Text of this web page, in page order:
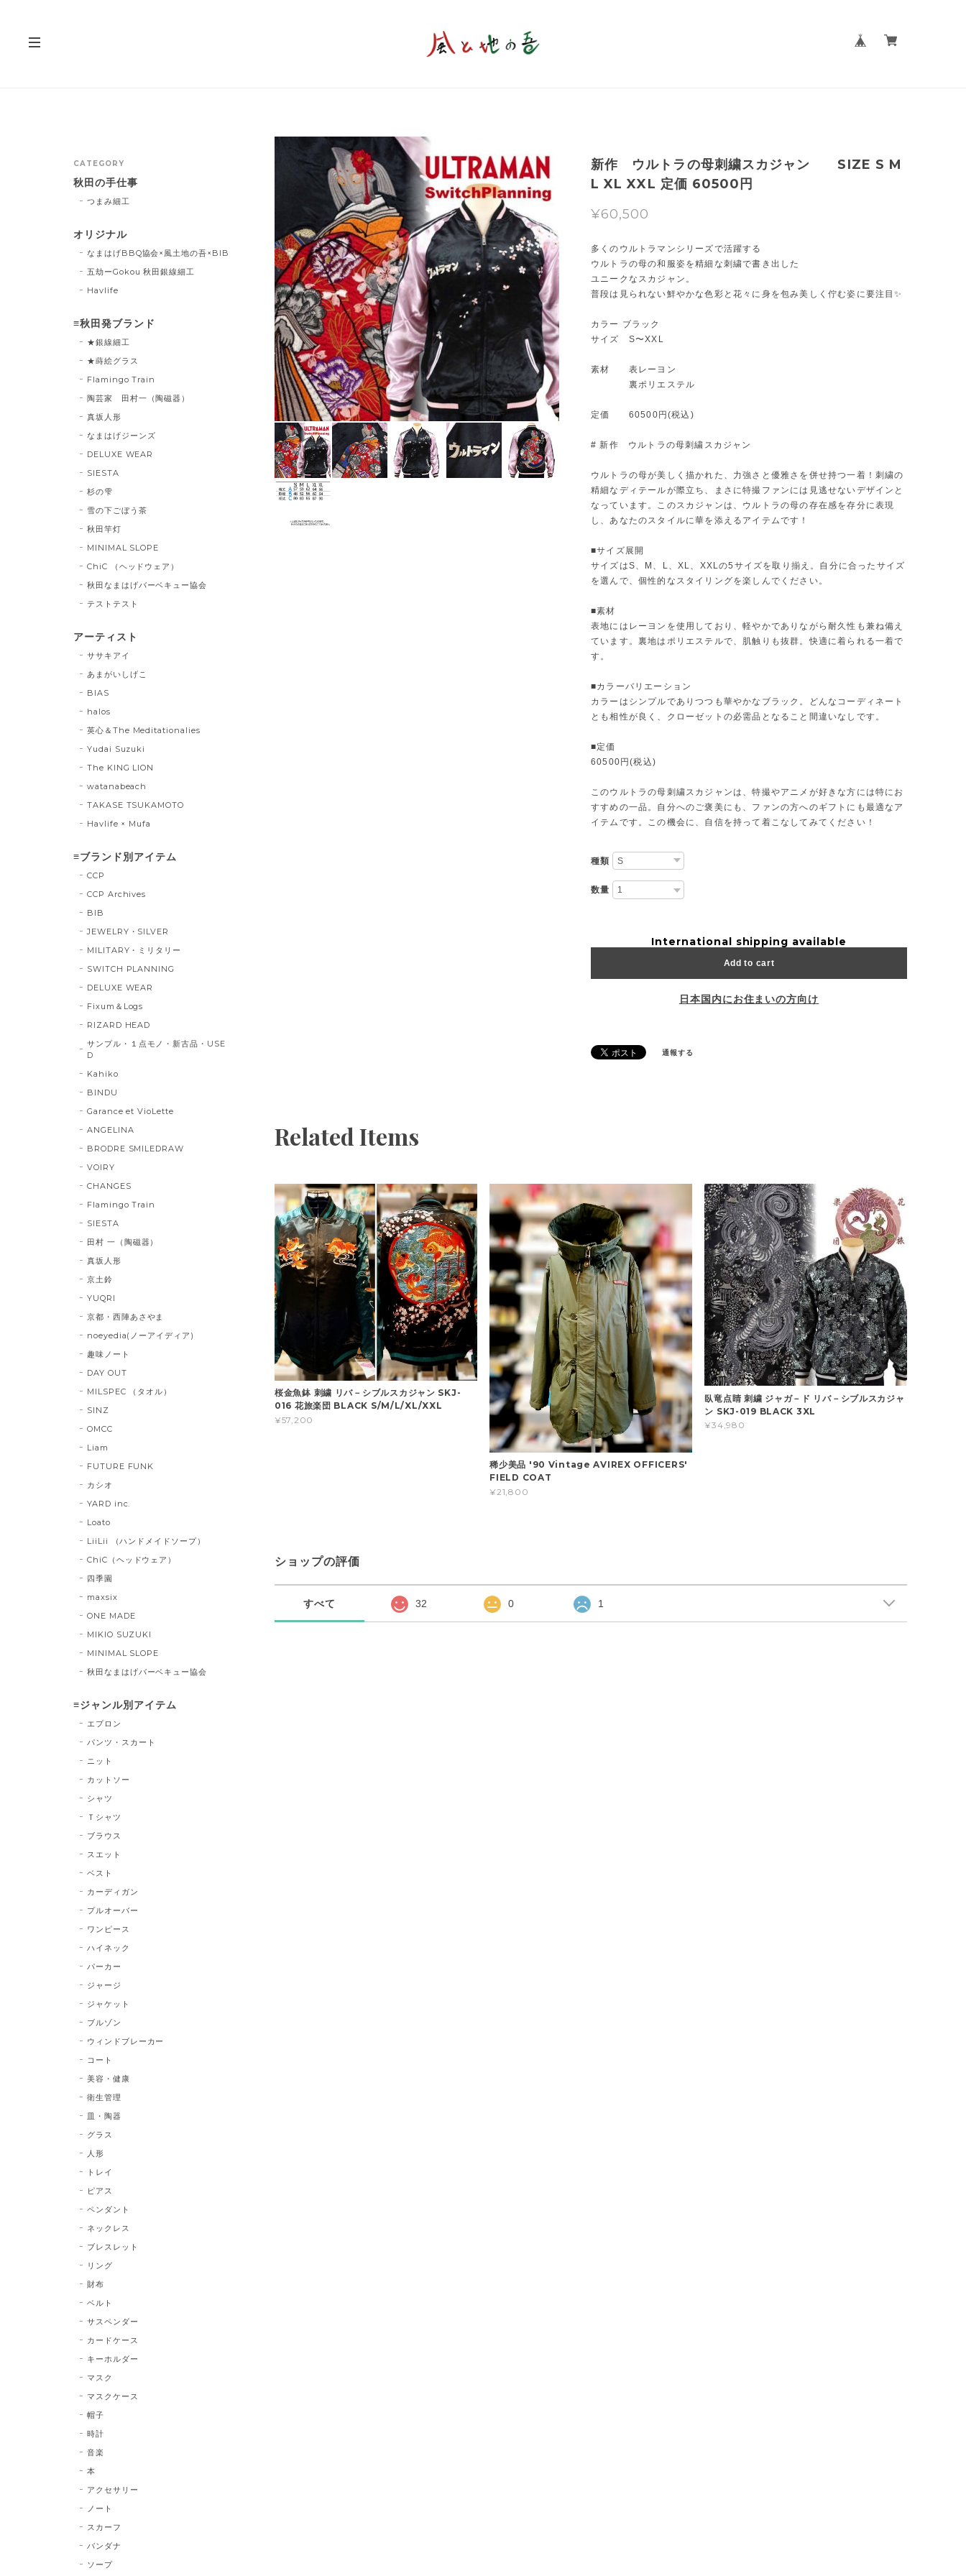
新作 ウルトラの母刺繍スカジャン SIZE S M
L XL XXL 定価 60500円
¥60,500
多くのウルトラマンシリーズで活躍する
ウルトラの母の和服姿を精細な刺繍で書き出した
ユニークなスカジャン。
普段は見られない鮮やかな色彩と花々に身を包み美しく佇む姿に要注目✨
カラー ブラック
サイズ S〜XXL
素材 表レーヨン
裏ポリエステル
定価 60500円(税込)
# 新作 ウルトラの母刺繍スカジャン
ウルトラの母が美しく描かれた、力強さと優雅さを併せ持つ一着！刺繍の
精細なディテールが際立ち、まさに特撮ファンには見逃せないデザインと
なっています。このスカジャンは、ウルトラの母の存在感を存分に表現
し、あなたのスタイルに華を添えるアイテムです！
■サイズ展開
サイズはS、M、L、XL、XXLの5サイズを取り揃え。自分に合ったサイズ
を選んで、個性的なスタイリングを楽しんでください。
■素材
表地にはレーヨンを使用しており、軽やかでありながら耐久性も兼ね備え
ています。裏地はポリエステルで、肌触りも抜群。快適に着られる一着で
す。
■カラーバリエーション
カラーはシンプルでありつつも華やかなブラック。どんなコーディネート
とも相性が良く、クローゼットの必需品となること間違いなしです。
■定価
60500円(税込)
このウルトラの母刺繍スカジャンは、特撮やアニメが好きな方には特にお
すすめの一品。自分へのご褒美にも、ファンの方へのギフトにも最適なア
イテムです。この機会に、自信を持って着こなしてみてください！
種類
数量
International shipping available
Add to cart
日本国内にお住まいの方向け
通報する
Related Items
桜金魚鉢 刺繍 リバ－シブルスカジャン SKJ-
016 花旅楽団 BLACK S/M/L/XL/XXL
¥57,200
稀少美品 '90 Vintage AVIREX OFFICERS'
FIELD COAT
¥21,800
臥竜点睛 刺繍 ジャガ－ド リバ－シブルスカジャ
ン SKJ-019 BLACK 3XL
¥34,980
ショップの評価
すべて 32 0 1
CATEGORY
秋田の手仕事
つまみ細工
オリジナル
なまはげBBQ協会×風土地の吾×BIB
五劫ーGokou 秋田銀線細工
Havlife
≡秋田発ブランド
★銀線細工
★蒔絵グラス
Flamingo Train
陶芸家 田村一（陶磁器）
真坂人形
なまはげジーンズ
DELUXE WEAR
SIESTA
杉の雫
雪の下ごぼう茶
秋田竿灯
MINIMAL SLOPE
ChiC （ヘッドウェア）
秋田なまはげバーベキュー協会
テストテスト
アーティスト
ササキアイ
あまがいしげこ
BIAS
halos
英心＆The Meditationalies
Yudai Suzuki
The KING LION
watanabeach
TAKASE TSUKAMOTO
Havlife × Mufa
≡ブランド別アイテム
CCP
CCP Archives
BIB
JEWELRY・SILVER
MILITARY・ミリタリー
SWITCH PLANNING
DELUXE WEAR
Fixum＆Logs
RIZARD HEAD
サンプル・１点モノ・新古品・USE
D
Kahiko
BINDU
Garance et VioLette
ANGELINA
BRODRE SMILEDRAW
VOIRY
CHANGES
Flamingo Train
SIESTA
田村 一（陶磁器）
真坂人形
京土鈴
YUQRI
京都・西陣あさやま
noeyedia(ノーアイディア)
趣味ノート
DAY OUT
MILSPEC （タオル）
SINZ
OMCC
Liam
FUTURE FUNK
カシオ
YARD inc.
Loato
LiiLii （ハンドメイドソープ）
ChiC（ヘッドウェア）
四季園
maxsix
ONE MADE
MIKIO SUZUKI
MINIMAL SLOPE
秋田なまはげバーベキュー協会
≡ジャンル別アイテム
エプロン
パンツ・スカート
ニット
カットソー
シャツ
Ｔシャツ
ブラウス
スエット
ベスト
カーディガン
プルオーバー
ワンピース
ハイネック
パーカー
ジャージ
ジャケット
ブルゾン
ウィンドブレーカー
コート
美容・健康
衛生管理
皿・陶器
グラス
人形
トレイ
ピアス
ペンダント
ネックレス
ブレスレット
リング
財布
ベルト
サスペンダー
カードケース
キーホルダー
マスク
マスクケース
帽子
時計
音楽
本
アクセサリー
ノート
スカーフ
バンダナ
ソープ